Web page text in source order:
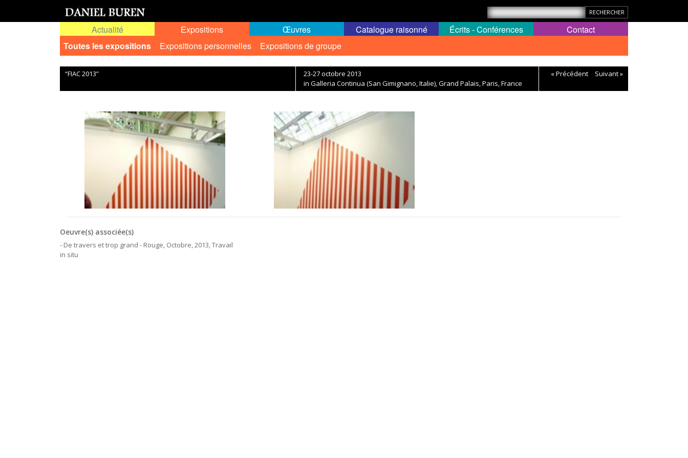
Actualité
Expositions
Toutes les expositions
Expositions personnelles Expositions de groupe
Œuvres Catalogue raisonné Écrits - Conférences Contact
“FIAC 2013”
23-27 octobre 2013
in Galleria Continua (San Gimignano, Italie), Grand Palais, Paris, France
« Précédent Suivant »
Oeuvre(s) associée(s)
- De travers et trop grand - Rouge, Octobre, 2013, Travail
in situ